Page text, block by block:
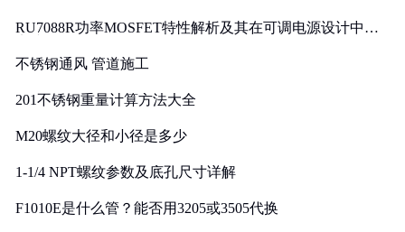
RU7088R功率MOSFET特性解析及其在可调电源设计中的
不锈钢通风 管道施工
201不锈钢重量计算方法大全
M20螺纹大径和小径是多少
1-1/4 NPT螺纹参数及底孔尺寸详解
F1010E是什么管？能否用3205或3505代换